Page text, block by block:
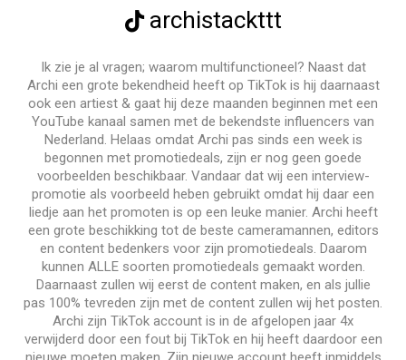
archistackttt
Ik zie je al vragen; waarom multifunctioneel? Naast dat
Archi een grote bekendheid heeft op TikTok is hij daarnaast
ook een artiest & gaat hij deze maanden beginnen met een
YouTube kanaal samen met de bekendste influencers van
Nederland. Helaas omdat Archi pas sinds een week is
begonnen met promotiedeals, zijn er nog geen goede
voorbeelden beschikbaar. Vandaar dat wij een interview-
promotie als voorbeeld heben gebruikt omdat hij daar een
liedje aan het promoten is op een leuke manier. Archi heeft
een grote beschikking tot de beste cameramannen, editors
en content bedenkers voor zijn promotiedeals. Daarom
kunnen ALLE soorten promotiedeals gemaakt worden.
Daarnaast zullen wij eerst de content maken, en als jullie
pas 100% tevreden zijn met de content zullen wij het posten.
Archi zijn TikTok account is in de afgelopen jaar 4x
verwijderd door een fout bij TikTok en hij heeft daardoor een